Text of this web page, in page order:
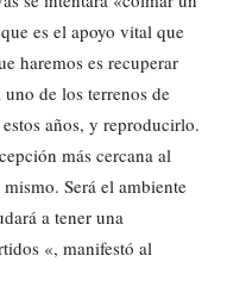
es el apoyo vital que
haremos es recuperar
uno de los terrenos de
años, y reproducirlo.
más cercana al
Será el ambiente
a tener una
«, manifestó al